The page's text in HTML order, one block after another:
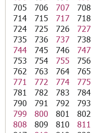
705
706 707 708
714
715 717 718
724
725 726 727
735
736 737 738
744
745 746 747
753
754 755 756
762
763 764 765
771
772 774 775
781
782 783 784
790
791 792 793
799
800 801 802
808
809 810 811